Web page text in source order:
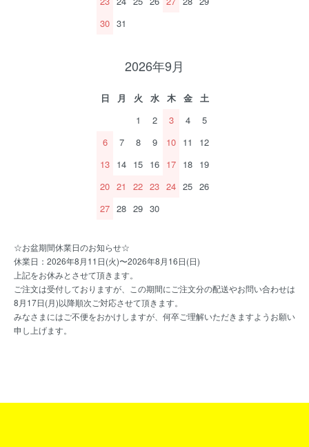
30 31
2026年9月
日 月 火 水 木 金
土
1
2 3 4
5
6
7 8 9 10 11
12
13 14 15 16 17 18 19
20 21 22 23 24 25 26
27 28 29 30
☆お盆期間休業日のお知らせ☆
休業日：2026年8月11日(火)〜2026年8月16日(日)
上記をお休みとさせて頂きます。
ご注文は受付しておりますが、この期間にご注文分の配送やお問い合わせは
8月17日(月)以降順次ご対応させて頂きます。
みなさまにはご不便をおかけしますが、何卒ご理解いただきますようお願い
申し上げます。